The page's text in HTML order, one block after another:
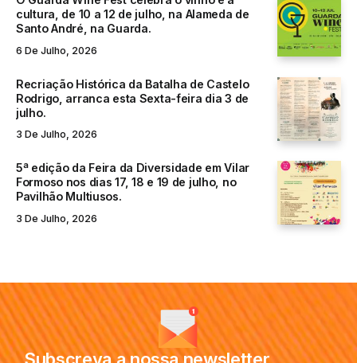
cultura, de 10 a 12 de julho, na Alameda de
Santo André, na Guarda.
6 De Julho, 2026
Recriação Histórica da Batalha de Castelo
Rodrigo, arranca esta Sexta-feira dia 3 de
julho.
3 De Julho, 2026
5ª edição da Feira da Diversidade em Vilar
Formoso nos dias 17, 18 e 19 de julho, no
Pavilhão Multiusos.
3 De Julho, 2026